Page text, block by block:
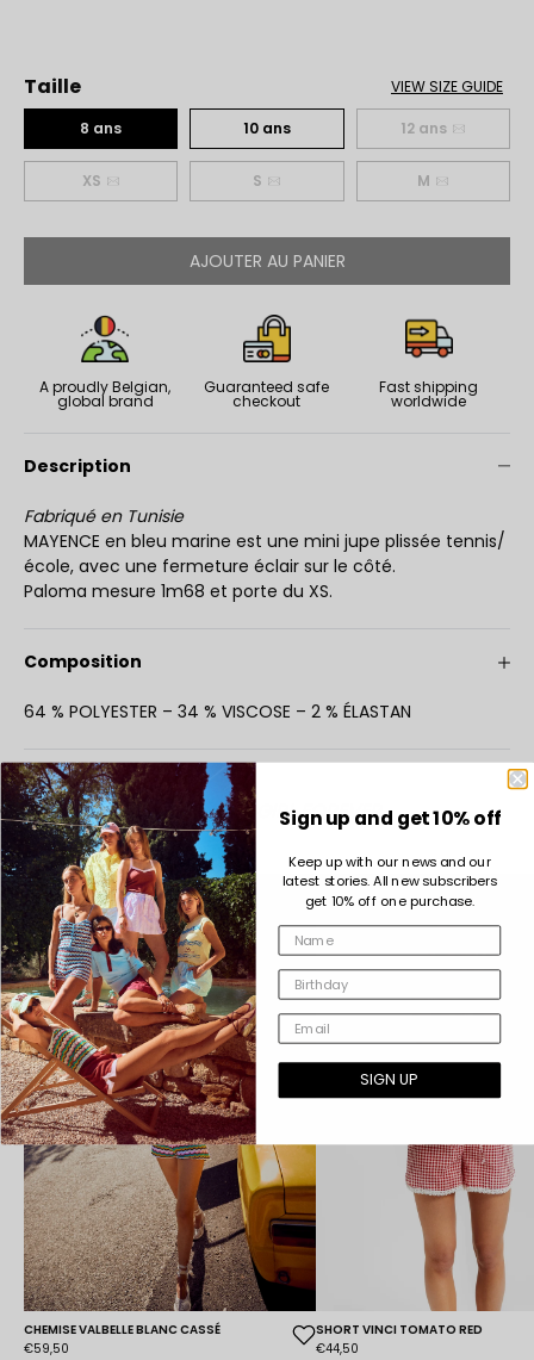
Taille VIEW SIZE GUIDE
8 ans 10 ans 12 ans
XS S M
AJOUTER AU PANIER
A proudly Belgian,
global brand
Guaranteed safe
checkout
Fast shipping
worldwide
Description
Fabriqué en Tunisie
MAYENCE en bleu marine est une mini jupe plissée tennis/
école, avec une fermeture éclair sur le côté.
Paloma mesure 1m68 et porte du XS.
Composition
64 % POLYESTER – 34 % VISCOSE – 2 % ÉLASTAN
COMPLETE THE LOOK INDEE GIRL FOREVER
CHEMISE VALBELLE BLANC CASSÉ
€59,50
SHORT VINCI TOMATO RED
€44,50
Sign up and get 10% off
Keep up with our news and our
latest stories. All new subscribers
get 10% off one purchase.
SIGN UP